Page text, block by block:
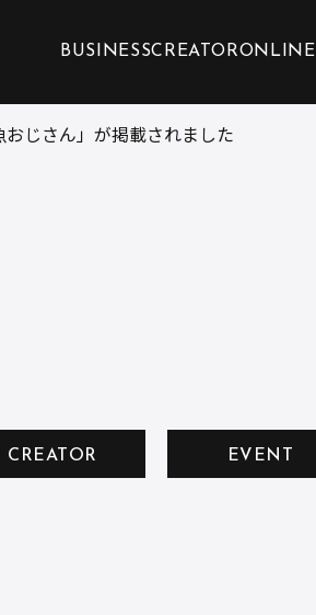
BUSINESSCREATORONLINE
じさん」が掲載されました
CREATOR EVENT